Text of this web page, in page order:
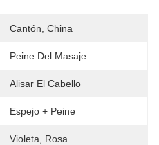
Cantón, China
Peine Del Masaje
Alisar El Cabello
Espejo + Peine
Violeta, Rosa